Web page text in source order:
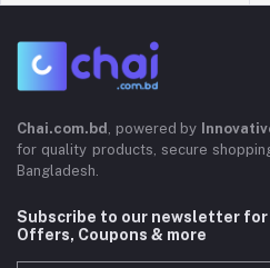
Chai.com.bd , powered by
for quality products, secure
Bangladesh.
Subscribe to our newsletter
Offers, Coupons & more